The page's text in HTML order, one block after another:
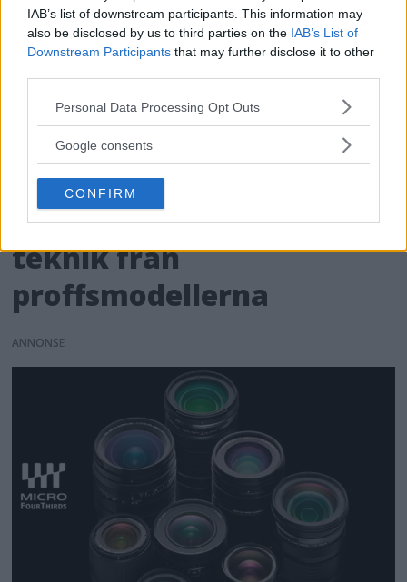
IAB’s list of downstream participants. This information may
also be disclosed by us to third parties on the IAB’s List of
Downstream Participants that may further disclose it to other
Please note that this website/app uses one or more Google
not limited to your visit or usage behaviour. You may click to
use your data for below specified purposes in below Google
consent section.
Personal Data Processing Opt Outs
Google consents
CONFIRM
Olympus PEN E-P7 – lånar
teknik från
proffsmodellerna
ANNONS